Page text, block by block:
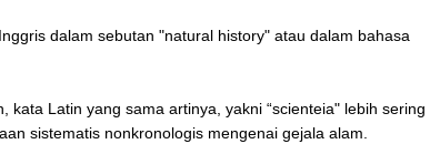
dalam sebutan "natural history" atau dalam bahasa
kata Latin yang sama artinya, yakni “scienteia" lebih sering
sistematis nonkronologis mengenai gejala alam.